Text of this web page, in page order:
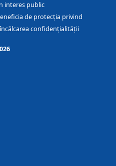
interes public
de protecția privind
confidențialității